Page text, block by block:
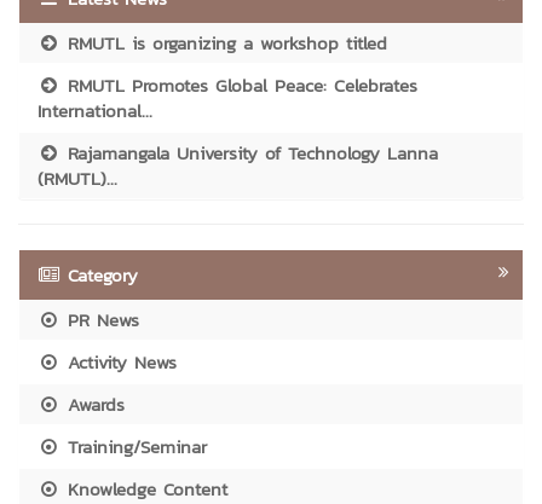
RMUTL is organizing a workshop titled
RMUTL Promotes Global Peace: Celebrates
International...
Rajamangala University of Technology Lanna
(RMUTL)...
Category
PR News
Activity News
Awards
Training/Seminar
Knowledge Content